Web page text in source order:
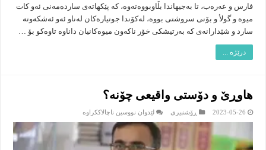
فارس و عه‌ره‌ب، تا به‌جیهاندا بڵاوبووه‌ته‌وه‌، كه‌ پێكهاته‌ى سارده‌مه‌نى ئه‌و كات
میوه‌ و گولأ و بۆنى سروشتى بووه‌، له‌كۆندا جوتیاره‌كان له‌ناو ئه‌و ئه‌شكه‌وته‌
سارد و شێدارانه‌ى كه‌ به‌رتیشكى خۆر ناكه‌ون میوه‌كانیان داناوه‌ تاوه‌كو بۆ …
درێژە ...
هاوڕێ و دۆستى واقیعى چۆنه‌؟
2023-05-26 ڕۆشنبیرى لێدوان نووسین ناچالاککراوە
و
دۆستى
واقیعى